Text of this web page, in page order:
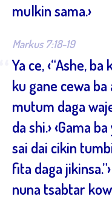
mulkin sama.›
Markus 7:18-19
Ya ce, ‹“Ashe,
ku gane cewa
mutum daga
da shi.› ‹Gama
sai dai cikin
fita daga
nuna tsabtar